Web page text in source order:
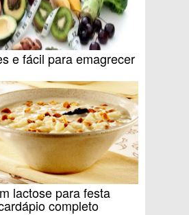
e fácil para emagrecer
lactose para festa
completo